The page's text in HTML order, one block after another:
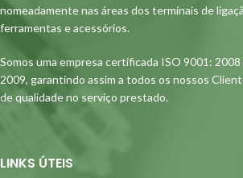
nomeadamente nas áreas dos terminais de
ferramentas e acessórios.
Somos uma empresa certificada ISO 9001:
2009, garantindo assim a todos os nossos
de qualidade no serviço prestado.
LINKS ÚTEIS